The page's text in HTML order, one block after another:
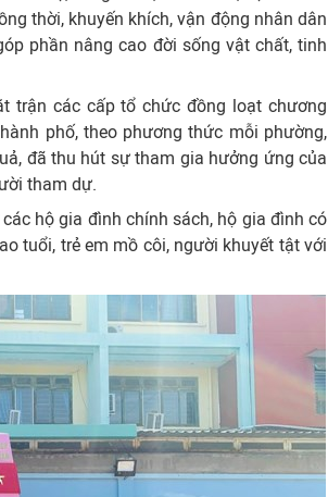
thời, khuyến khích, vận động nhân dân
phần nâng cao đời sống vật chất, tinh
trận các cấp tổ chức đồng loạt chương
phố, theo phương thức mỗi phường,
đã thu hút sự tham gia hưởng ứng của
tham dự.
hộ gia đình chính sách, hộ gia đình có
tuổi, trẻ em mồ côi, người khuyết tật với